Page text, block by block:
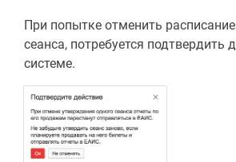
При попытке отменить
сеанса, потребуется подтвердить
системе.